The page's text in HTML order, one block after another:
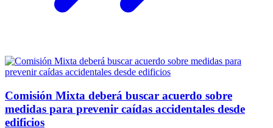
Comisión Mixta deberá buscar acuerdo sobre
medidas para prevenir caídas accidentales desde
edificios